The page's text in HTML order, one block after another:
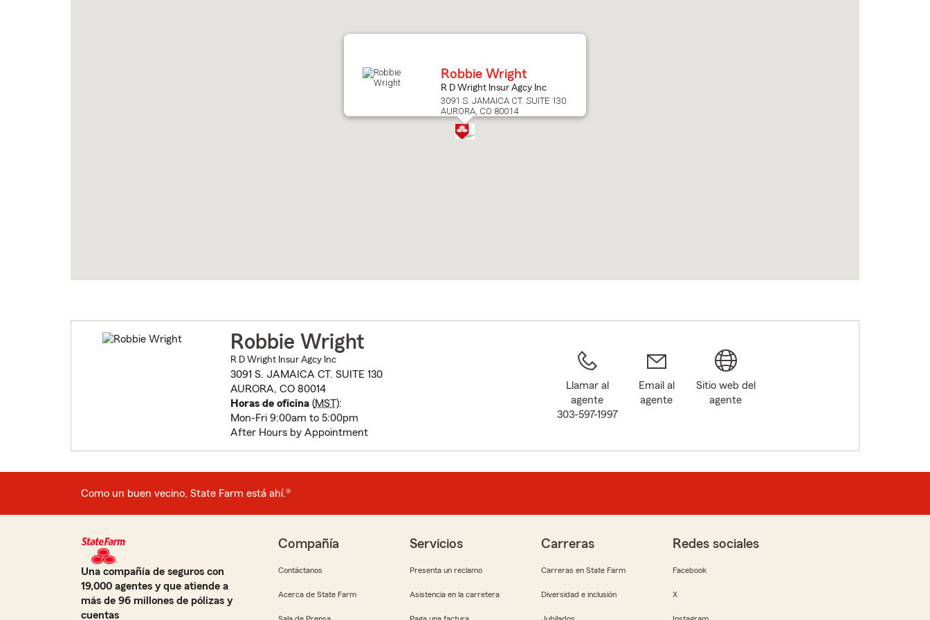
Robbie Wright
R D Wright Insur Agcy Inc
3091 S. JAMAICA CT. SUITE 130
AURORA, CO 80014
Robbie Wright
R D Wright Insur Agcy Inc
3091 S. JAMAICA CT. SUITE 130
AURORA, CO 80014
Horas de oficina(MST):
Mon-Fri 9:00am to 5:00pm
After Hours by Appointment
Llamar al
agente
303-597-1997
Email al
agente
Sitio web del
agente
Como un buen vecino, State Farm está ahí.®
Una compañía de seguros con
19,000 agentes y que atiende a
más de 96 millones de pólizas y
cuentas
Compañía
Contáctanos
Acerca de State Farm
Servicios
Presenta un reclamo
Asistencia en la carretera
Carreras
Carreras en State Farm
Diversidad e inclusión
Redes sociales
Facebook
X